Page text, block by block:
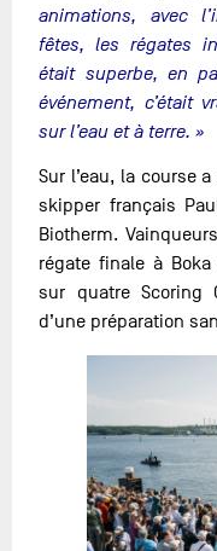
animations, avec
fêtes, les régates
était superbe, en
événement, c’était
sur l’eau et à terre. »
Sur l’eau, la course
skipper français
Biotherm.
régate finale à
sur quatre Scoring
d’une préparation